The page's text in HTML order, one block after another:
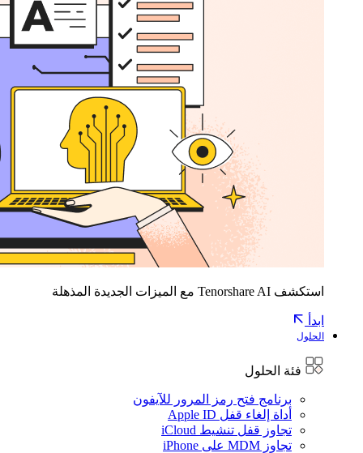
استكشف Tenorshare AI مع الميزات الجديدة المذهلة
ابدأ
الحلول
فئة الحلول
برنامج فتح رمز المرور للآيفون
أداة إلغاء قفل Apple ID
تجاوز قفل تنشيط iCloud
تجاوز MDM على iPhone